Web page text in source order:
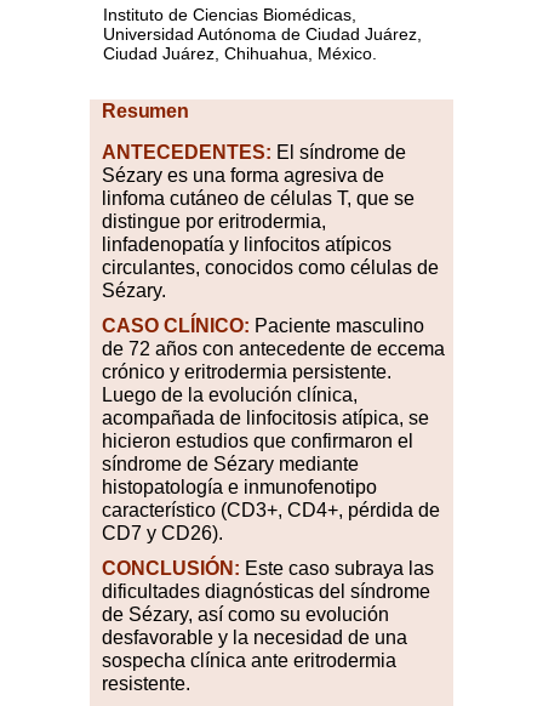
Instituto de Ciencias Biomédicas,
Universidad Autónoma de Ciudad Juárez,
Ciudad Juárez, Chihuahua, México.
Resumen
ANTECEDENTES: El síndrome de
Sézary es una forma agresiva de
linfoma cutáneo de células T, que se
distingue por eritrodermia,
linfadenopatía y linfocitos atípicos
circulantes, conocidos como células de
Sézary.
CASO CLÍNICO: Paciente masculino
de 72 años con antecedente de eccema
crónico y eritrodermia persistente.
Luego de la evolución clínica,
acompañada de linfocitosis atípica, se
hicieron estudios que confirmaron el
síndrome de Sézary mediante
histopatología e inmunofenotipo
característico (CD3+, CD4+, pérdida de
CD7 y CD26).
CONCLUSIÓN: Este caso subraya las
dificultades diagnósticas del síndrome
de Sézary, así como su evolución
desfavorable y la necesidad de una
sospecha clínica ante eritrodermia
resistente.